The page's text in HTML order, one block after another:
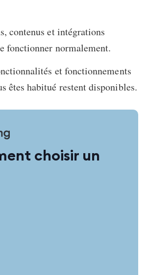
contenus et intégrations
fonctionner normalement.
et fonctionnements
êtes habitué restent disponibles.
choisir un